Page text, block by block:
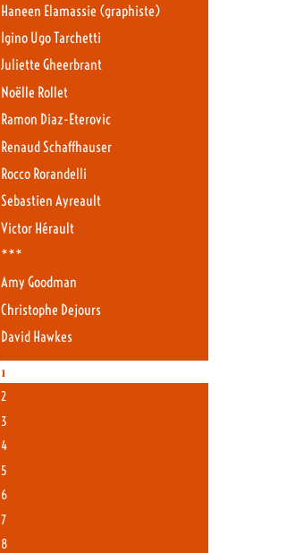
Haneen Elamassie (graphiste)
Igino Ugo Tarchetti
Juliette Gheerbrant
Noëlle Rollet
Ramon Diaz-Eterovic
Renaud Schaffhauser
Rocco Rorandelli
Sebastien Ayreault
Victor Hérault
***
Amy Goodman
Christophe Dejours
David Hawkes
1
2
3
4
5
6
7
8